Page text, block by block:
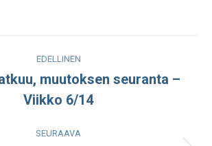
EDELLINEN
julkaisu:
muutoksen seuranta –
Viikko 6/14
SEURAAVA